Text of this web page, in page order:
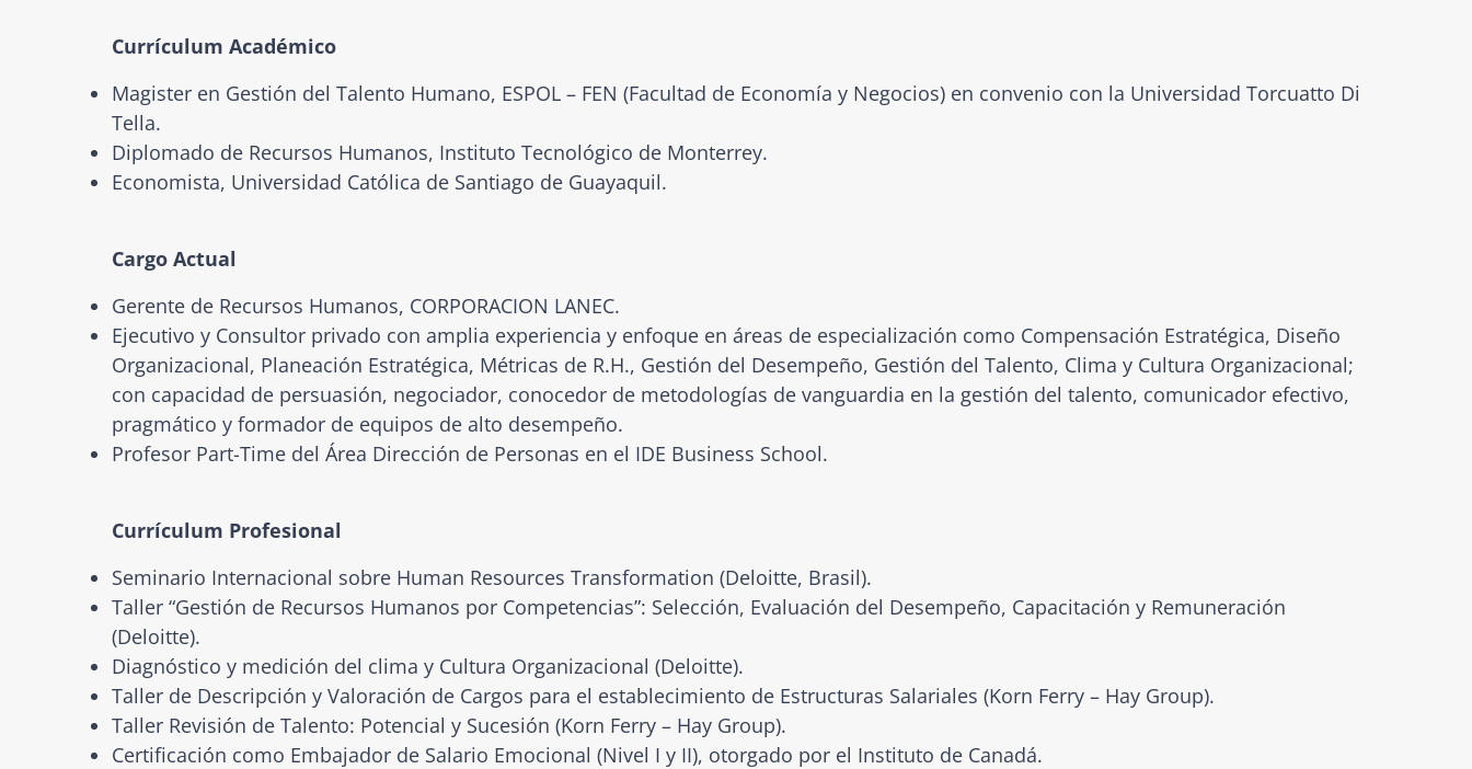
Currículum Académico
Magister en Gestión del Talento Humano, ESPOL – FEN (Facultad de Economía y Negocios) en convenio con la Universidad Torcuatto Di
Tella.
Diplomado de Recursos Humanos, Instituto Tecnológico de Monterrey.
Economista, Universidad Católica de Santiago de Guayaquil.
Cargo Actual
Gerente de Recursos Humanos, CORPORACION LANEC.
Ejecutivo y Consultor privado con amplia experiencia y enfoque en áreas de especialización como Compensación Estratégica, Diseño
Organizacional, Planeación Estratégica, Métricas de R.H., Gestión del Desempeño, Gestión del Talento, Clima y Cultura Organizacional;
con capacidad de persuasión, negociador, conocedor de metodologías de vanguardia en la gestión del talento, comunicador efectivo,
pragmático y formador de equipos de alto desempeño.
Profesor Part-Time del Área Dirección de Personas en el IDE Business School.
Currículum Profesional
Seminario Internacional sobre Human Resources Transformation (Deloitte, Brasil).
Taller “Gestión de Recursos Humanos por Competencias”: Selección, Evaluación del Desempeño, Capacitación y Remuneración
(Deloitte).
Diagnóstico y medición del clima y Cultura Organizacional (Deloitte).
Taller de Descripción y Valoración de Cargos para el establecimiento de Estructuras Salariales (Korn Ferry – Hay Group).
Taller Revisión de Talento: Potencial y Sucesión (Korn Ferry – Hay Group).
Certificación como Embajador de Salario Emocional (Nivel I y II), otorgado por el Instituto de Canadá.